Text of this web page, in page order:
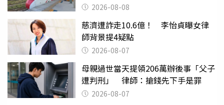
2026-08-08
慈濟遭詐走10.6億！ 李怡貞曝女律
師背景提4疑點
2026-08-07
母親過世當天提領206萬辦後事「父子
遭判刑」 律師：搶錢先下手是罪
2026-08-07